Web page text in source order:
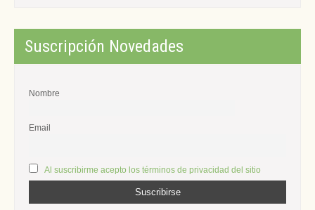
Suscripción Novedades
Nombre
Email
Al suscribirme acepto los términos de privacidad del sitio